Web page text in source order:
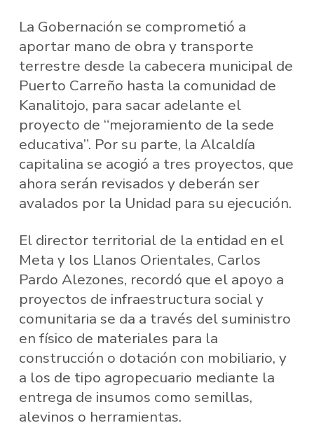
La Gobernación se comprometió a
aportar mano de obra y transporte
terrestre desde la cabecera municipal de
Puerto Carreño hasta la comunidad de
Kanalitojo, para sacar adelante el
proyecto de “mejoramiento de la sede
educativa”. Por su parte, la Alcaldía
capitalina se acogió a tres proyectos, que
ahora serán revisados y deberán ser
avalados por la Unidad para su ejecución.
El director territorial de la entidad en el
Meta y los Llanos Orientales, Carlos
Pardo Alezones, recordó que el apoyo a
proyectos de infraestructura social y
comunitaria se da a través del suministro
en físico de materiales para la
construcción o dotación con mobiliario, y
a los de tipo agropecuario mediante la
entrega de insumos como semillas,
alevinos o herramientas.